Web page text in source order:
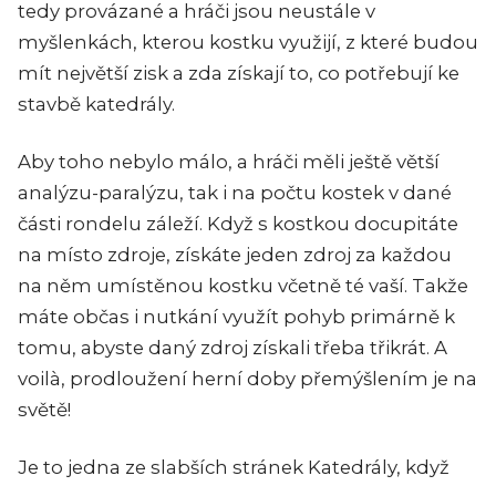
tedy provázané a hráči jsou neustále v
myšlenkách, kterou kostku využijí, z které budou
mít největší zisk a zda získají to, co potřebují ke
stavbě katedrály.
Aby toho nebylo málo, a hráči měli ještě větší
analýzu-paralýzu, tak i na počtu kostek v dané
části rondelu záleží. Když s kostkou docupitáte
na místo zdroje, získáte jeden zdroj za každou
na něm umístěnou kostku včetně té vaší. Takže
máte občas i nutkání využít pohyb primárně k
tomu, abyste daný zdroj získali třeba třikrát. A
voilà, prodloužení herní doby přemýšlením je na
světě!
Je to jedna ze slabších stránek Katedrály, když